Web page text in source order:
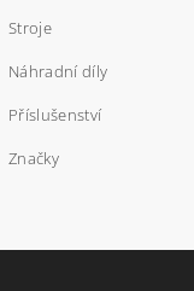
Stroje
Náhradní díly
Příslušenství
Značky